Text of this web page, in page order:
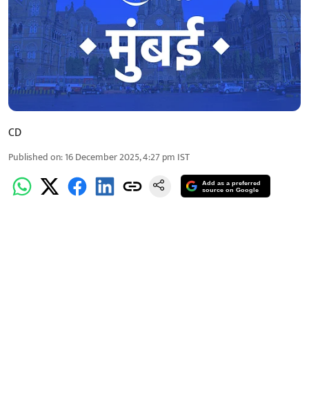
CD
Published on:16 December 2025, 4:27 pm IST
Add as a preferred
source on Google